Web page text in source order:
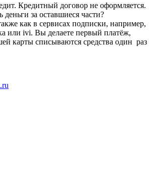
Кредитный договор не оформляется.
деньги за оставшиеся части?
как в сервисах подписки, например,
или ivi. Вы делаете первый платёж,
карты списываются средства один раз